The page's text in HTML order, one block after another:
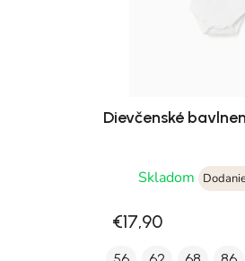
Dievčenské
Skladom
€17,90